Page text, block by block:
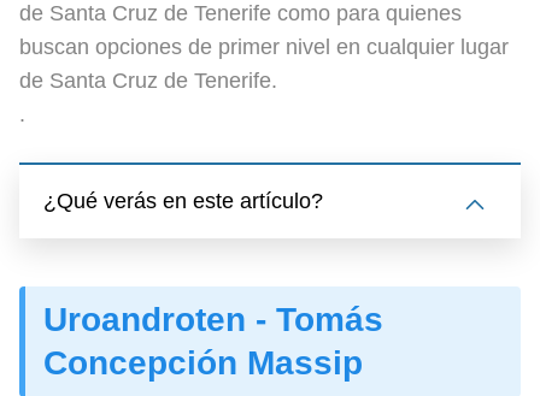
de Santa Cruz de Tenerife como para quienes
buscan opciones de primer nivel en cualquier lugar
de Santa Cruz de Tenerife.
.
¿Qué verás en este artículo?
Uroandroten - Tomás
Concepción Massip